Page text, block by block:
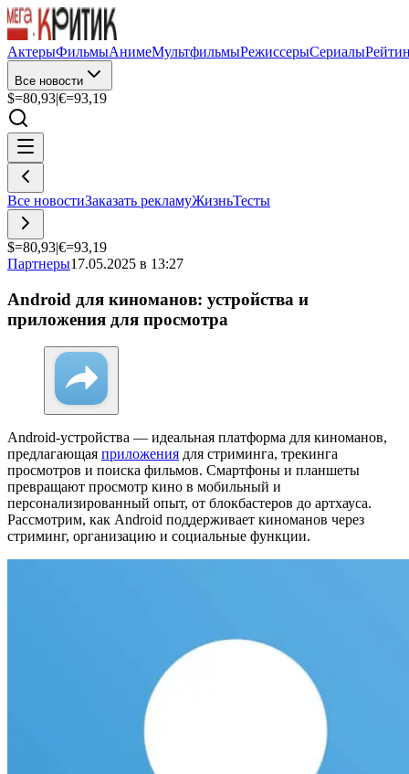
АктерыФильмыАнимеМультфильмыРежиссерыСериалы
Все новости
$=80,93|€=93,19
Все новостиЗаказать рекламуЖизньТесты
$=80,93|€=93,19
Партнеры17.05.2025 в 13:27
Android для киноманов: устройства и
приложения для просмотра
Android-устройства — идеальная платформа для киноманов,
предлагающая приложения для стриминга, трекинга
просмотров и поиска фильмов. Смартфоны и планшеты
превращают просмотр кино в мобильный и
персонализированный опыт, от блокбастеров до артхауса.
Рассмотрим, как Android поддерживает киноманов через
стриминг, организацию и социальные функции.